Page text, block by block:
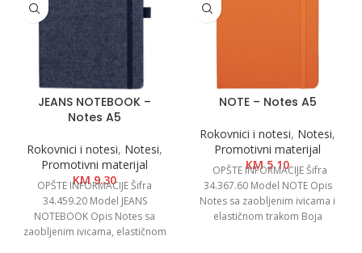
JEANS NOTEBOOK –
Notes A5
Rokovnici i notesi, Notesi,
Promotivni materijal
KM9.30
OPŠTE INFORMACIJE Šifra
34.459.20 Model JEANS
NOTEBOOK Opis Notes sa
zaobljenim ivicama, elastičnom
NOTE – Notes A5
Rokovnici i notesi, Notesi,
Promotivni materijal
KM5.10
OPŠTE INFORMACIJE Šifra
34.367.60 Model NOTE Opis
Notes sa zaobljenim ivicama i
elastičnom trakom Boja